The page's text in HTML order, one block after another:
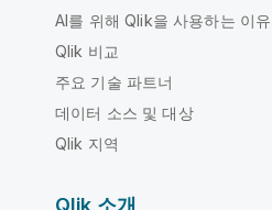
AI를 위해 Qlik을 사용하는 이유
Qlik 비교
주요 기술 파트너
데이터 소스 및 대상
Qlik 지역
Qlik 소개